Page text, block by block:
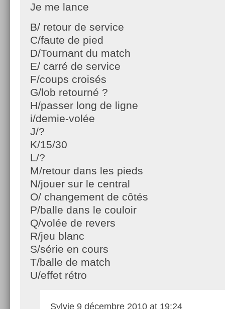
Je me lance
B/ retour de service
C/faute de pied
D/Tournant du match
E/ carré de service
F/coups croisés
G/lob retourné ?
H/passer long de ligne
i/demie-volée
J/?
K/15/30
L/?
M/retour dans les pieds
N/jouer sur le central
O/ changement de côtés
P/balle dans le couloir
Q/volée de revers
R/jeu blanc
S/série en cours
T/balle de match
U/effet rétro
Sylvie 9 décembre 2010 at 19:24